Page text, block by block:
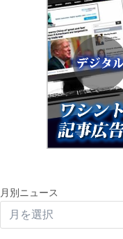
月別ニュース